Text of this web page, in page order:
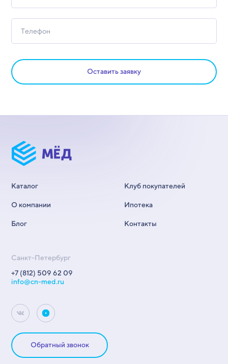
Оставить заявку
Каталог
О компании
Блог
Клуб покупателей
Ипотека
Контакты
Санкт-Петербург
+7 (812) 509 62 09
info@cn-med.ru
Обратный звонок